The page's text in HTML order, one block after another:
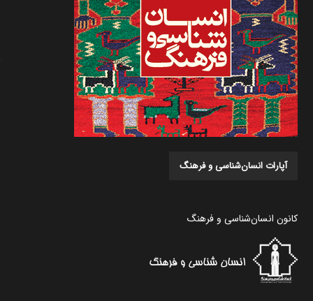
آپارات انسان‌شناسی و فرهنگ
کانون انسان‌شناسی و فرهنگ